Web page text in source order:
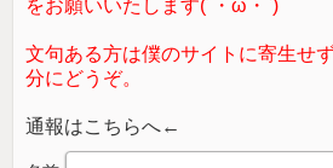
をお願いいたします(´・ω・`)
文句ある方は僕のサイトに寄生せ
分にどうぞ。
通報はこちらへ←